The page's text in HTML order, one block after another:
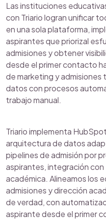
Las instituciones
con Triario logran unificar
en una sola plataforma,
aspirantes que priorizal
admisiones y obtener
desde el primer contacto
de marketing y admisiones
datos con procesos
trabajo manual.
Triario implementa
arquitectura de datos
pipelines de admisión por
aspirantes, integración
académica. Alineamos los
admisiones y dirección
de verdad, con
aspirante desde el primer